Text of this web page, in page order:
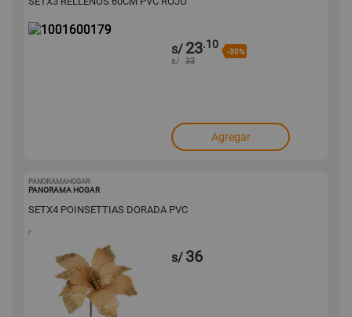
s/ 23.10
-30%
s/ 33
Agregar
PANORAMAHOGAR
PANORAMA HOGAR
SETX4 POINSETTIAS DORADA PVC
s/ 36